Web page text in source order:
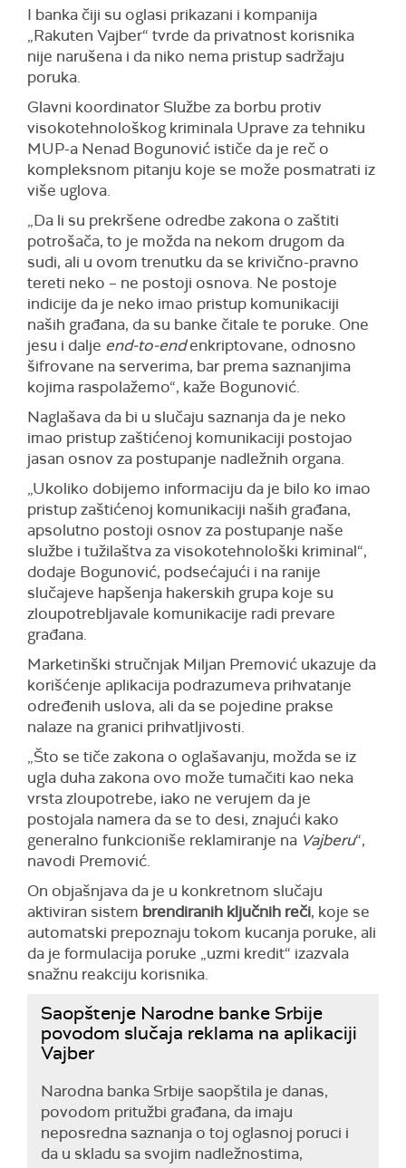
I banka čiji su oglasi prikazani i kompanija
„Rakuten Vajber“ tvrde da privatnost korisnika
nije narušena i da niko nema pristup sadržaju
poruka.
Glavni koordinator Službe za borbu protiv
visokotehnološkog kriminala Uprave za tehniku
MUP-a Nenad Bogunović ističe da je reč o
kompleksnom pitanju koje se može posmatrati iz
više uglova.
„Da li su prekršene odredbe zakona o zaštiti
potrošača, to je možda na nekom drugom da
sudi, ali u ovom trenutku da se krivično-pravno
tereti neko – ne postoji osnova. Ne postoje
indicije da je neko imao pristup komunikaciji
naših građana, da su banke čitale te poruke. One
jesu i dalje end-to-endenkriptovane, odnosno
šifrovane na serverima, bar prema saznanjima
kojima raspolažemo“, kaže Bogunović.
Naglašava da bi u slučaju saznanja da je neko
imao pristup zaštićenoj komunikaciji postojao
jasan osnov za postupanje nadležnih organa.
„Ukoliko dobijemo informaciju da je bilo ko imao
pristup zaštićenoj komunikaciji naših građana,
apsolutno postoji osnov za postupanje naše
službe i tužilaštva za visokotehnološki kriminal“,
dodaje Bogunović, podsećajući i na ranije
slučajeve hapšenja hakerskih grupa koje su
zloupotrebljavale komunikacije radi prevare
građana.
Marketinški stručnjak Miljan Premović ukazuje da
korišćenje aplikacija podrazumeva prihvatanje
određenih uslova, ali da se pojedine prakse
nalaze na granici prihvatljivosti.
„Što se tiče zakona o oglašavanju, možda se iz
ugla duha zakona ovo može tumačiti kao neka
vrsta zloupotrebe, iako ne verujem da je
postojala namera da se to desi, znajući kako
generalno funkcioniše reklamiranje na Vajberu“,
navodi Premović.
On objašnjava da je u konkretnom slučaju
aktiviran sistem brendiranih ključnih reči, koje se
automatski prepoznaju tokom kucanja poruke, ali
da je formulacija poruke „uzmi kredit“ izazvala
snažnu reakciju korisnika.
Saopštenje Narodne banke Srbije
povodom slučaja reklama na aplikaciji
Vajber
Narodna banka Srbije saopštila je danas,
povodom pritužbi građana, da imaju
neposredna saznanja o toj oglasnoj poruci i
da u skladu sa svojim nadležnostima,